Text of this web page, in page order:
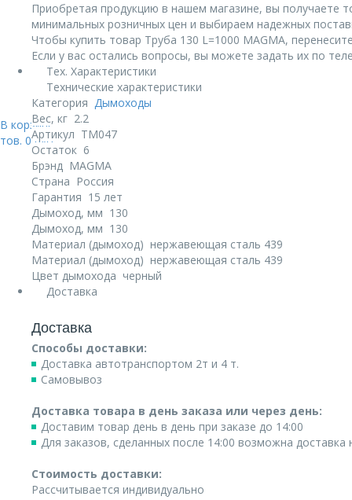
В корзине:
тов. 0руб.
Приобретая продукцию в нашем магазине, вы получаете
минимальных розничных цен и выбираем надежных
Чтобы купить товар Труба 130 L=1000 MAGMА,
Если у вас остались вопросы, вы можете задать их по
Тех. Характеристики
Технические характеристики
Категория Дымоходы
Вес, кг 2.2
Артикул TM047
Остаток 6
Брэнд MAGMA
Страна Россия
Гарантия 15 лет
Дымоход, мм 130
Дымоход, мм 130
Материал (дымоход) нержавеющая сталь 439
Материал (дымоход) нержавеющая сталь 439
Цвет дымохода черный
Доставка
Доставка
Способы доставки:
Доставка автотранспортом 2т и 4 т.
Самовывоз
Доставка товара в день заказа или через день:
Доставим товар день в день при заказе до 14:00
Для заказов, сделанных после 14:00 возможна
Стоимость доставки:
Рассчитывается индивидуально